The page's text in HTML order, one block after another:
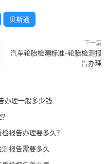
贝斯通
下一篇
汽车轮胎检测标准-轮胎检测报
告办理
办理一般多少钱
报告办理要多久？
报告需要多久